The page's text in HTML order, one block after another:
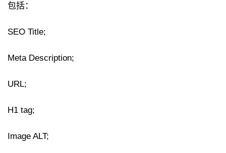
包括：
SEO Title;
Meta Description;
URL;
H1 tag;
Image ALT;